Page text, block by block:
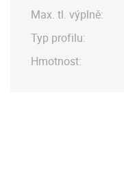
Max. tl. výplně:
Typ profilu:
Hmotnost: